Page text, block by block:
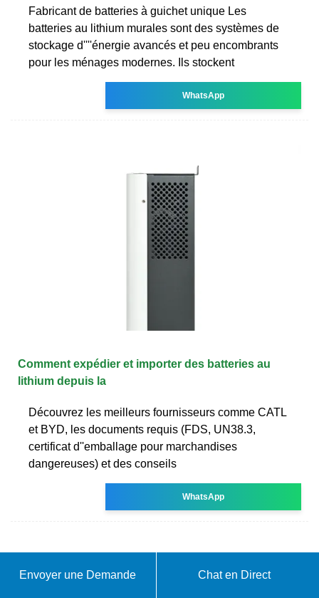
Fabricant de batteries à guichet unique Les
batteries au lithium murales sont des systèmes de
stockage d''''énergie avancés et peu encombrants
pour les ménages modernes. Ils stockent
WhatsApp
Comment expédier et importer des batteries au
lithium depuis la
Découvrez les meilleurs fournisseurs comme CATL
et BYD, les documents requis (FDS, UN38.3,
certificat d''emballage pour marchandises
dangereuses) et des conseils
WhatsApp
Envoyer une Demande Chat en Direct